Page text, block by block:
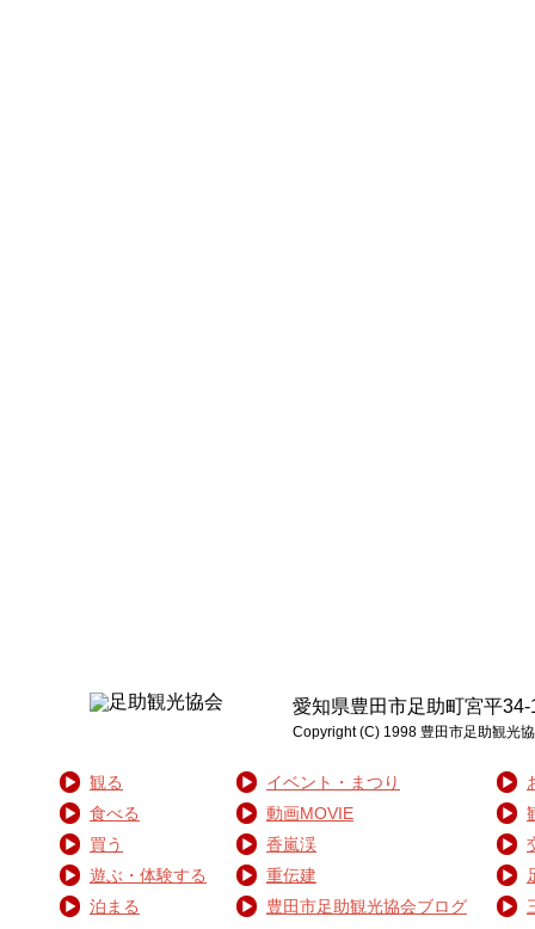
愛知県豊田市足助町宮平
Copyright (C) 1998 豊田市足助観光
観る
食べる
買う
遊ぶ・体験する
泊まる
イベント・まつり
動画MOVIE
香嵐渓
重伝建
豊田市足助観光協会ブログ